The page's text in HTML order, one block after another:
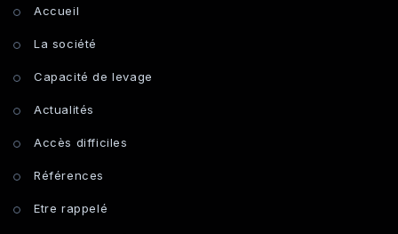
Accueil
La société
Capacité de levage
Actualités
Accès difficiles
Références
Etre rappelé